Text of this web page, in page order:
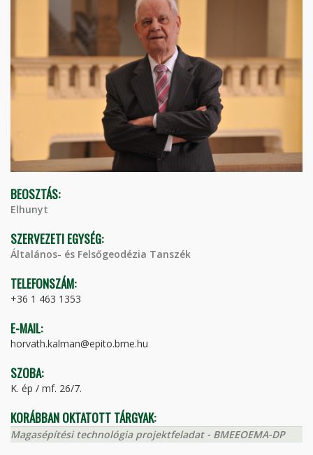
BEOSZTÁS:
Elhunyt
SZERVEZETI EGYSÉG:
Általános- és Felsőgeodézia Tanszék
TELEFONSZÁM:
+36 1 463 1353
E-MAIL:
horvath.kalman@epito.bme.hu
SZOBA:
K. ép / mf. 26/7.
KORÁBBAN OKTATOTT TÁRGYAK:
Magasépítési technológia projektfeladat - BMEEOEMA-DP